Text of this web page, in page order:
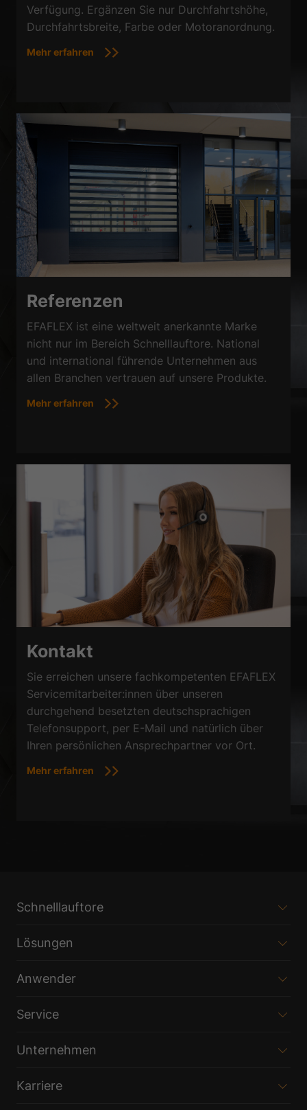
Verfügung. Ergänzen Sie nur Durchfahrtshöhe,
Durchfahrtsbreite, Farbe oder Motoranordnung.
Mehr erfahren
Referenzen
EFAFLEX ist eine weltweit anerkannte Marke
nicht nur im Bereich Schnelllauftore. National
und international führende Unternehmen aus
allen Branchen vertrauen auf unsere Produkte.
Mehr erfahren
Kontakt
Sie erreichen unsere fachkompetenten EFAFLEX
Servicemitarbeiter:innen über unseren
durchgehend besetzten deutschsprachigen
Telefonsupport, per E-Mail und natürlich über
Ihren persönlichen Ansprechpartner vor Ort.
Mehr erfahren
Schnelllauftore
Lösungen
Anwender
Service
Unternehmen
Karriere